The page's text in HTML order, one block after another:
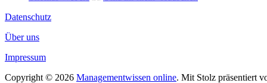
Datenschutz
Über uns
Impressum
Copyright © 2026 Managementwissen online. Mit Stolz präsentiert